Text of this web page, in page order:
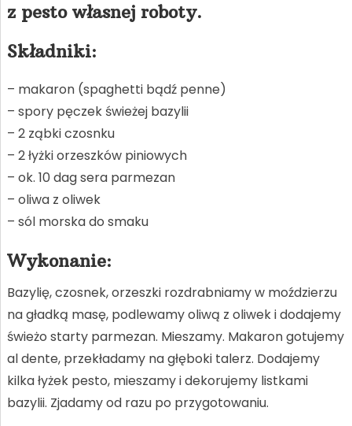
z pesto własnej roboty.
Składniki:
– makaron (spaghetti bądź penne)
– spory pęczek świeżej bazylii
– 2 ząbki czosnku
– 2 łyżki orzeszków piniowych
– ok. 10 dag sera parmezan
– oliwa z oliwek
– sól morska do smaku
Wykonanie:
Bazylię, czosnek, orzeszki rozdrabniamy w moździerzu
na gładką masę, podlewamy oliwą z oliwek i dodajemy
świeżo starty parmezan. Mieszamy. Makaron gotujemy
al dente, przekładamy na głęboki talerz. Dodajemy
kilka łyżek pesto, mieszamy i dekorujemy listkami
bazylii. Zjadamy od razu po przygotowaniu.